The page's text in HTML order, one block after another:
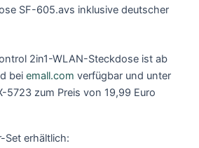
SF-605.avs inklusive deutscher
2in1-WLAN-Steckdose ist ab
bei emall.com verfügbar und unter
5723 zum Preis von 19,99 Euro
Set erhältlich: